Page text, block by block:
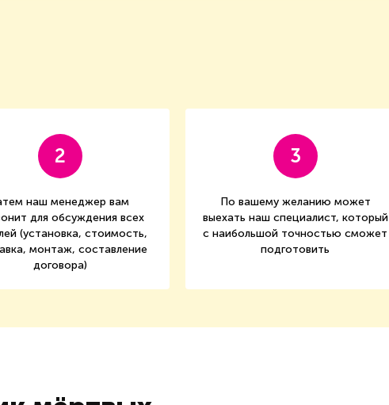
2
наш менеджер вам
для обсуждения всех
(установка, стоимость,
монтаж, составление
договора)
3
По вашему желанию может
выехать наш специалист, который
с наибольшой точностью сможет
подготовить